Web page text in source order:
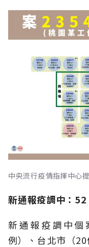
中央流行疫情指揮中心
新通報疫調中：52
新通報疫調中個
例）、台北市（